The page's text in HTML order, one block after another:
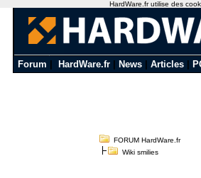
Forum HardWare.fr News Articles
FORUM HardWare.fr
Wiki smilies
HardWare.fr utilise des